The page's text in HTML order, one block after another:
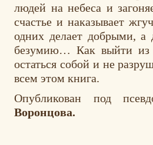
людей на небеса и
счастье и наказывает
одних делает добрыми, а
безумию… Как выйти из
остаться собой и не
всем этом книга.
Опубликован под
Воронцова.